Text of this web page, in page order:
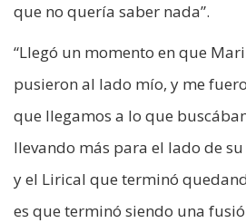
que no quería saber nada”.
“Llegó un momento en que
pusieron al lado mío, y me
que llegamos a lo que
llevando más para el lado de su
y el Lirical que terminó
es que terminó siendo una